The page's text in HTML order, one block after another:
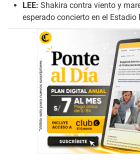
LEE: Shakira contra viento y
esperado concierto en el Estadio